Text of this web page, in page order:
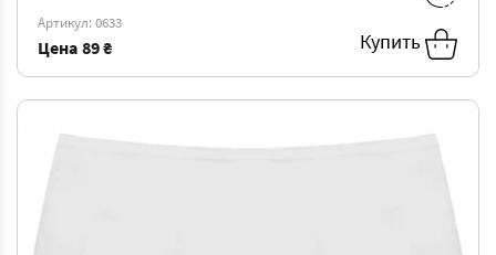
Артикул: 0633
Цена 89 ₴ Купить
XXL